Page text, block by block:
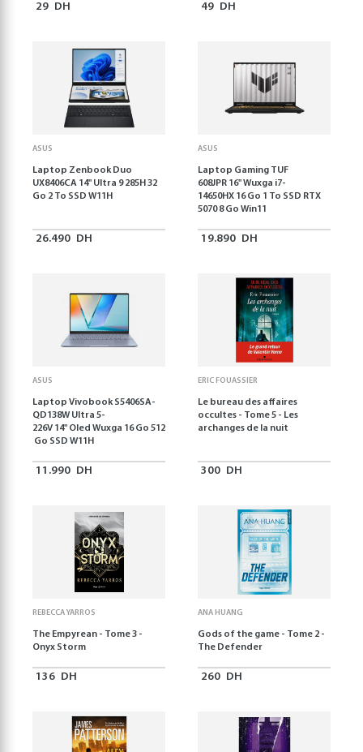
29 DH 49 DH
ASUS
Laptop Zenbook Duo
UX8406CA 14'' Ultra 9 285H 32
Go 2 To SSD W11H
26.490 DH
ASUS
Laptop Gaming TUF
608JPR 16'' Wuxga i7-
14650HX 16 Go 1 To SSD RTX
5070 8 Go Win11
19.890 DH
ASUS
Laptop Vivobook S5406SA-
QD138W Ultra 5-
226V 14" Oled Wuxga 16 Go 512
Go SSD W11H
11.990 DH
ERIC FOUASSIER
Le bureau des affaires
occultes - Tome 5 - Les
archanges de la nuit
300 DH
REBECCA YARROS
The Empyrean - Tome 3 -
Onyx Storm
136 DH
ANA HUANG
Gods of the game - Tome 2 -
The Defender
260 DH